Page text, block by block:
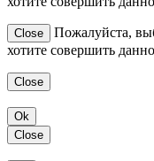
Close
Пожалуйста,
хотите совершить
Close
Ok
Close